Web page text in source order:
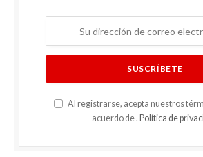
Al registrarse, acepta nuestros
acuerdo de . Política de